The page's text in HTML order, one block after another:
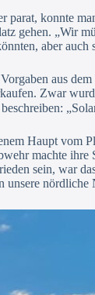
konnte
gehen. „Wir
aber
aus
Zwar
Haupt vom
machte
sein, war
unsere